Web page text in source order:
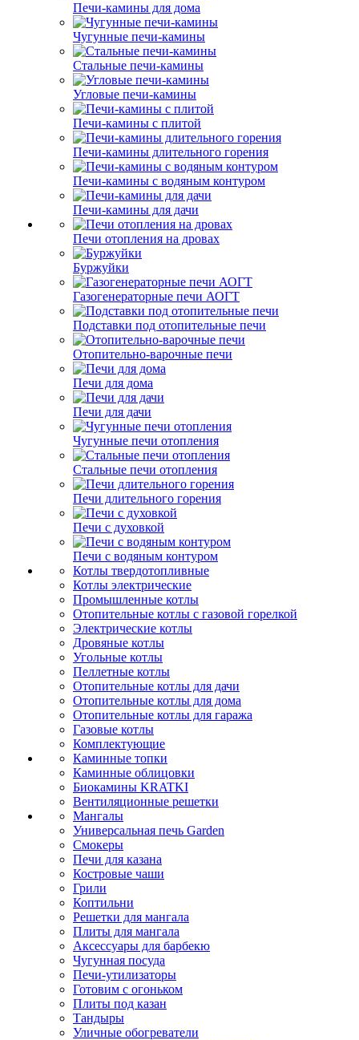
Печи-камины для дома
Чугунные печи-камины
Стальные печи-камины
Угловые печи-камины
Печи-камины с плитой
Печи-камины длительного горения
Печи-камины с водяным контуром
Печи-камины для дачи
Печи отопления на дровах
Буржуйки
Газогенераторные печи АОГТ
Подставки под отопительные печи
Отопительно-варочные печи
Печи для дома
Печи для дачи
Чугунные печи отопления
Стальные печи отопления
Печи длительного горения
Печи с духовкой
Печи с водяным контуром
Котлы твердотопливные
Котлы электрические
Промышленные котлы
Отопительные котлы с газовой горелкой
Электрические котлы
Дровяные котлы
Угольные котлы
Пеллетные котлы
Отопительные котлы для дачи
Отопительные котлы для дома
Отопительные котлы для гаража
Газовые котлы
Комплектующие
Каминные топки
Каминные облицовки
Биокамины KRATKI
Вентиляционные решетки
Мангалы
Универсальная печь Garden
Смокеры
Печи для казана
Костровые чаши
Грили
Коптильни
Решетки для мангала
Плиты для мангала
Аксессуары для барбекю
Чугунная посуда
Печи-утилизаторы
Готовим с огоньком
Плиты под казан
Тандыры
Уличные обогреватели